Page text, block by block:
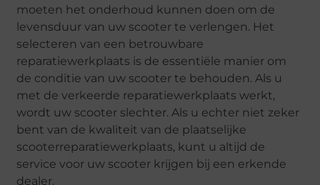
moeten het onderhoud kunnen doen om de
levensduur van uw scooter te verlengen. Het
selecteren van een betrouwbare
reparatiewerkplaats is de essentiële manier om
de conditie van uw scooter te behouden. Als u
met de verkeerde reparatiewerkplaats werkt,
wordt uw scooter slechter. Als u echter niet zeker
bent van de kwaliteit van de plaatselijke
scooterreparatiewerkplaats, kunt u altijd de
service voor uw scooter krijgen bij een erkende
dealer.